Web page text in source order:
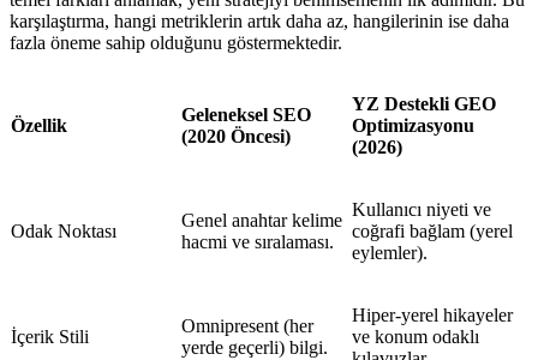
karşılaştırma, hangi metriklerin artık daha az, hangilerinin ise daha
fazla öneme sahip olduğunu göstermektedir.
Özellik
Geleneksel SEO
(2020 Öncesi)
YZ Destekli GEO
Optimizasyonu
(2026)
Odak Noktası
Genel anahtar kelime
hacmi ve sıralaması.
Kullanıcı niyeti ve
coğrafi bağlam (yerel
eylemler).
İçerik Stili
Omnipresent (her
yerde geçerli) bilgi.
Hiper-yerel hikayeler
ve konum odaklı